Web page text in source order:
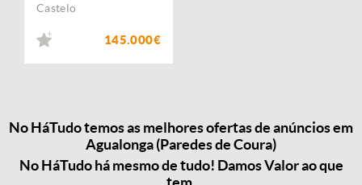
Castelo
145.000€
No HáTudo temos as melhores ofertas de anúncios em
Agualonga (Paredes de Coura)
No HáTudo há mesmo de tudo! Damos Valor ao que